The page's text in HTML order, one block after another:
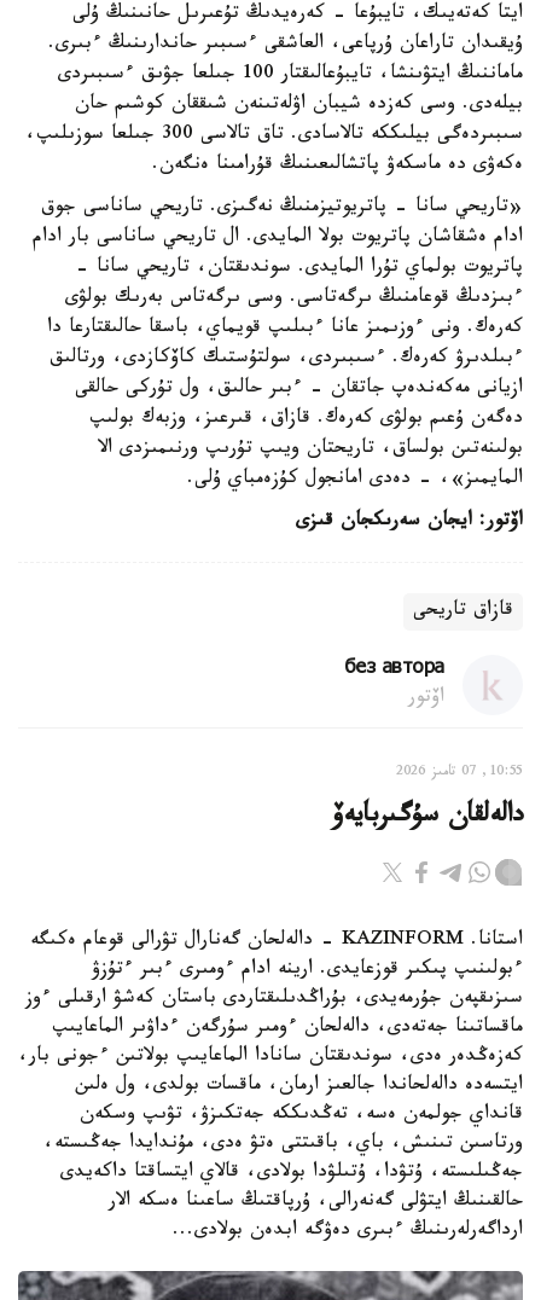
ايتا كەتەيىك، تايبۇعا - كەرەيدىڭ تۇعىرىل حانىنىڭ ۇلى
ۇيقىدان تاراعان ۇرپاعى، العاشقى ءسىبىر حاندارىنىڭ ءبىرى.
ماماننىڭ ايتۋىنشا، تايبۇعالىقتار 100 جىلعا جۋىق ءسىبىردى
بيلەدى. وسى كەزدە شيبان اۋلەتىنەن شىققان كوشىم حان
سىبىردەگى بيلىككە تالاسادى. تاق تالاسى 300 جىلعا سوزىلىپ،
ەكەۋى دە ماسكەۋ پاتشالىعىنىڭ قۇرامىنا ەنگەن.
«تاريحي سانا - پاتريوتيزمنىڭ نەگىزى. تاريحي ساناسى جوق
ادام ەشقاشان پاتريوت بولا المايدى. ال تاريحي ساناسى بار ادام
پاتريوت بولماي تۇرا المايدى. سوندىقتان، تاريحي سانا -
ءبىزدىڭ قوعامنىڭ ىرگەتاسى. وسى ىرگەتاس بەرىك بولۋى
كەرەك. ونى ءوزىمىز عانا ءبىلىپ قويماي، باسقا حالىقتارعا دا
ءبىلدىرۋ كەرەك. ءسىبىردى، سولتۇستىك كاۆكازدى، ورتالىق
ازيانى مەكەندەپ جاتقان - ءبىر حالىق، ول تۇركى حالقى
دەگەن ۇعىم بولۋى كەرەك. قازاق، قىرعىز، وزبەك بولىپ
بولىنەتىن بولساق، تاريحتان ويىپ تۇرىپ ورنىمىزدى الا
المايمىز»، - دەدى امانجول كۇزەمباي ۇلى.
اۆتور: ايجان سەرىكجان قىزى
قازاق تاريحى
без автора
اۆتور
10:55, 07 تامىز 2026
دالەلقان سۇگىربايەۆ
استانا. KAZINFORM - دالەلحان گەنارال تۋرالى قوعام ەكىگە
ءبولىنىپ پىكىر قوزعايدى. ارينە ادام ءومىرى ءبىر ءتۇزۋ
سىزىقپەن جۇرمەيدى، بۇراڭدىلىقتاردى باستان كەشۋ ارقىلى ءوز
ماقساتىنا جەتەدى، دالەلحان ءومىر سۇرگەن ءداۋىر الماعايىپ
كەزەڭدەر ەدى، سوندىقتان سانادا الماعايىپ بولاتىن ءجونى بار،
ايتسەدە دالەلحاندا جالعىز ارمان، ماقسات بولدى، ول ەلىن
قانداي جولمەن ەسە، تەڭدىككە جەتكىزۋ، تۋىپ وسكەن
ورتاسىن تىنىش، باي، باقىتتى ەتۋ ەدى، مۇندايدا جەڭىستە،
جەڭىلىستە، ۇتۋدا، ۇتىلۋدا بولادى، قالاي ايتساقتا داكەيدى
حالقىنىڭ ايتۋلى گەنەرالى، ۇرپاقتىڭ ساعىنا ەسكە الار
ارداگەرلەرىنىڭ ءبىرى دەۋگە ابدەن بولادى...